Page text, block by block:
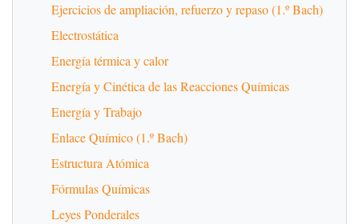
Ejercicios de ampliación, refuerzo y repaso (1.º Bach)
Electrostática
Energía térmica y calor
Energía y Cinética de las Reacciones Químicas
Energía y Trabajo
Enlace Químico (1.º Bach)
Estructura Atómica
Fórmulas Químicas
Leyes Ponderales